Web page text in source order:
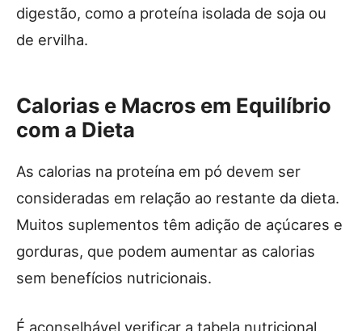
digestão, como a proteína isolada de soja ou
de ervilha.
Calorias e Macros em Equilíbrio
com a Dieta
As calorias na proteína em pó devem ser
consideradas em relação ao restante da dieta.
Muitos suplementos têm adição de açúcares e
gorduras, que podem aumentar as calorias
sem benefícios nutricionais.
É aconselhável verificar a tabela nutricional